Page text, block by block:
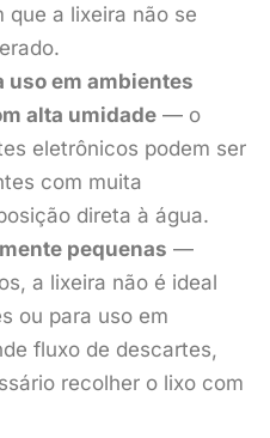
que a lixeira não se
uso em ambientes
alta umidade — o
eletrônicos podem ser
com muita
direta à água.
pequenas —
a lixeira não é ideal
ou para uso em
fluxo de descartes,
recolher o lixo com